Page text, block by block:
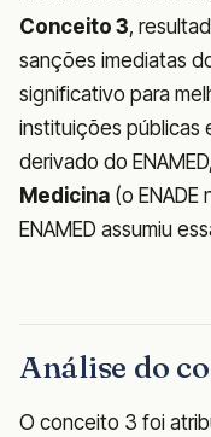
Conceito 3,
sanções imediatas
significativo para
instituições públicas
derivado do
Medicina (o ENADE
ENAMED assumiu
Análise do
O conceito 3 foi